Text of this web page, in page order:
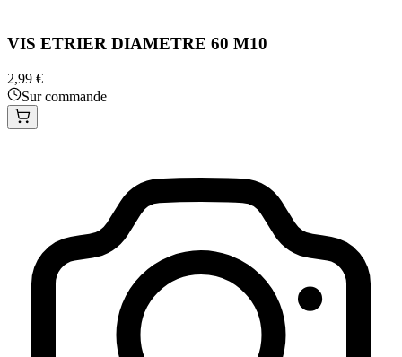
VIS ETRIER DIAMETRE 60 M10
2,99 €
Sur commande